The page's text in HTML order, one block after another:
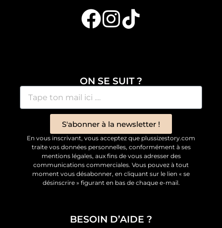
ON SE SUIT ?
S'abonner à la newsletter !
En vous inscrivant, vous acceptez que plussizestory.com
traite vos données personnelles, conformément à ses
mentions légales, aux fins de vous adresser des
communications commerciales. Vous pouvez à tout
moment vous désabonner, en cliquant sur le lien « se
désinscrire » figurant en bas de chaque e-mail.
BESOIN D’AIDE ?